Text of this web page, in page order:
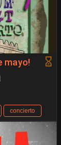
mayo!
concierto